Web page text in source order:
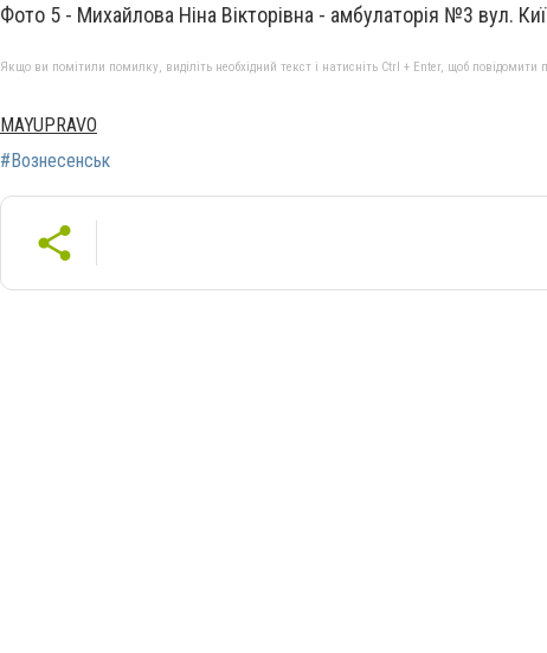
Фото 5 - Михайлова Ніна Вікторівна - амбулаторія №3 вул.
Якщо ви помітили помилку, виділіть необхідний текст і натисніть Ctrl + Enter, щоб повідомити
MAYUPRAVO
#Вознесенськ